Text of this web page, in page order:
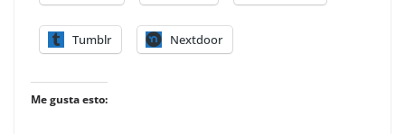
Tumblr Nextdoor
Me gusta esto: